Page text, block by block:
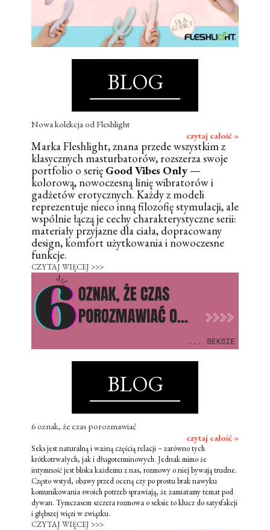
BLOG
Nowa kolekcja od Fleshlight
czytaj całość »
Marka Fleshlight, znana przede wszystkim z
klasycznych masturbatorów, rozszerza swoje
portfolio o serię Good Vibes Only —
kolorową, nowoczesną linię wibratorów i
gadżetów erotycznych. Każdy z modeli
reprezentuje nieco inną filozofię stymulacji, ale
wspólnie łączą je cechy charakterystyczne serii:
materiały przyjazne dla ciała, dopracowany
design, komfort użytkowania i nowoczesne
funkcje.
CZYTAJ WIĘCEJ >>>
BLOG
6 oznak, że czas porozmawiać
czytaj całość »
Seks jest naturalną i ważną częścią relacji – zarówno tych
krótkotrwałych, jak i długoterminowych. Jednak mimo że
intymność jest bliska każdemu z nas, rozmowy o niej bywają trudne.
Często wstyd, obawy przed oceną czy po prostu brak nawyku
komunikowania swoich potrzeb sprawiają, że zamiatamy temat pod
dywan. Tymczasem szczera rozmowa o seksie to klucz do satysfakcji
i głębszej więzi w związku.
CZYTAJ WIĘCEJ >>>